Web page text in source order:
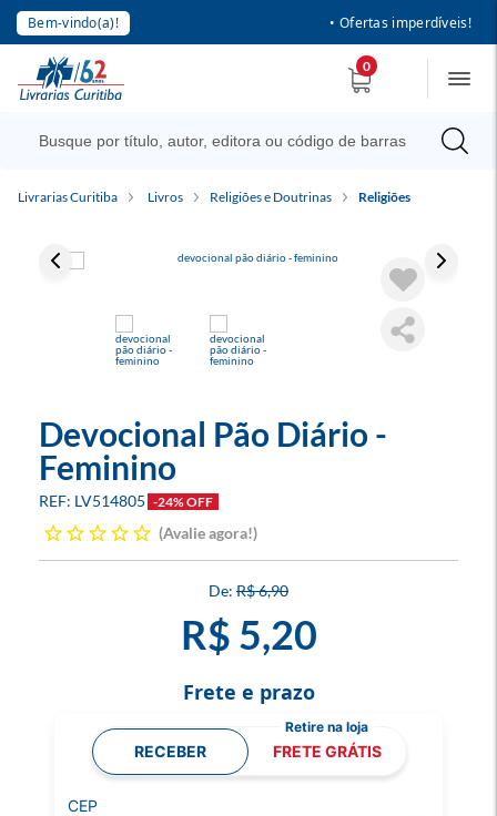
Bem-vindo(a)! • Ofertas imperdíveis!
0
Livrarias Curitiba Livros Religiões e Doutrinas Religiões
Devocional Pão Diário -
Feminino
LV514805 -24% OFF
Avalie agora!
R$ 6,90
R$ 5,20
Frete e prazo
RECEBER FRETE GRÁTIS
CEP